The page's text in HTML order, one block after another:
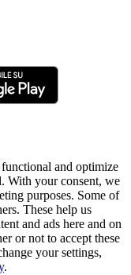
and optimize
With your consent, we
purposes. Some of
These help us
and ads here and on
or not to accept these
your settings,
.